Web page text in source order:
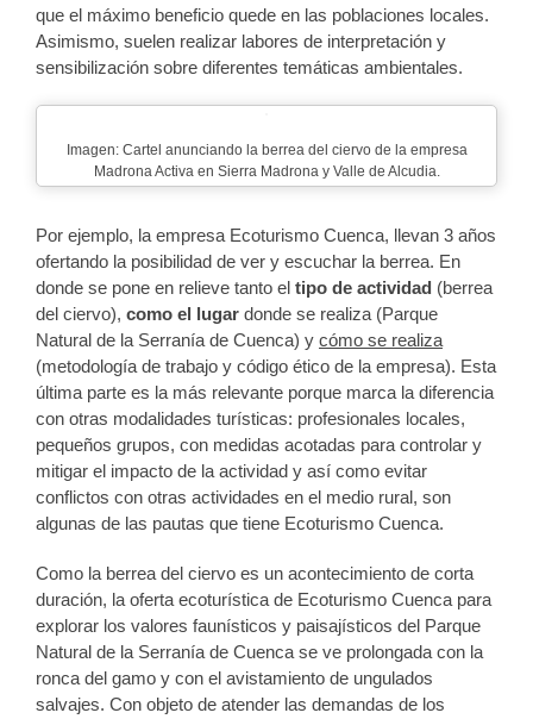
que el máximo beneficio quede en las poblaciones locales.
Asimismo, suelen realizar labores de interpretación y
sensibilización sobre diferentes temáticas ambientales.
Imagen: Cartel anunciando la berrea del ciervo de la empresa
Madrona Activa en Sierra Madrona y Valle de Alcudia.
Por ejemplo, la empresa Ecoturismo Cuenca, llevan 3 años
ofertando la posibilidad de ver y escuchar la berrea. En
donde se pone en relieve tanto el tipo de actividad (berrea
del ciervo), como el lugar donde se realiza (Parque
Natural de la Serranía de Cuenca) y cómo se realiza
(metodología de trabajo y código ético de la empresa). Esta
última parte es la más relevante porque marca la diferencia
con otras modalidades turísticas: profesionales locales,
pequeños grupos, con medidas acotadas para controlar y
mitigar el impacto de la actividad y así como evitar
conflictos con otras actividades en el medio rural, son
algunas de las pautas que tiene Ecoturismo Cuenca.
Como la berrea del ciervo es un acontecimiento de corta
duración, la oferta ecoturística de Ecoturismo Cuenca para
explorar los valores faunísticos y paisajísticos del Parque
Natural de la Serranía de Cuenca se ve prolongada con la
ronca del gamo y con el avistamiento de ungulados
salvajes. Con objeto de atender las demandas de los